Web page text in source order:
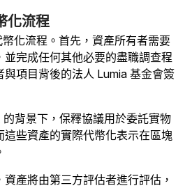
化流程
化流程。首先，資產所有者需要
完成任何其他必要的盡職調查程
與項目背後的法人 Lumia 基金會簽
背景下，保釋協議用於委託實物
這些資產的實際代幣化表示在區塊
產將由第三方評估者進行評估，